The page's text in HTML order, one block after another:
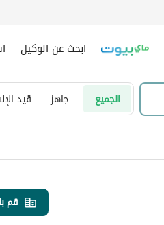
ابحث عن الوكيل
الجميع جاهز قيد
قم